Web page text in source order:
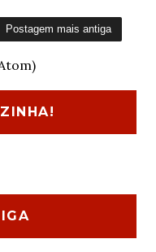
Postagem mais antiga